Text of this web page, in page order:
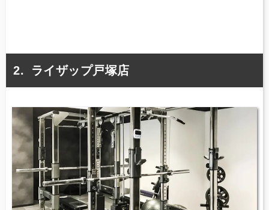
ライザップ戸塚店